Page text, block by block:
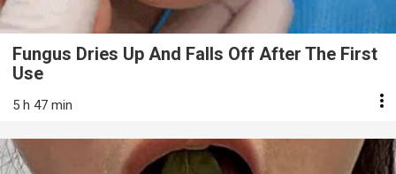
Fungus Dries Up And Falls Off After The First
Use
5 h 47 min